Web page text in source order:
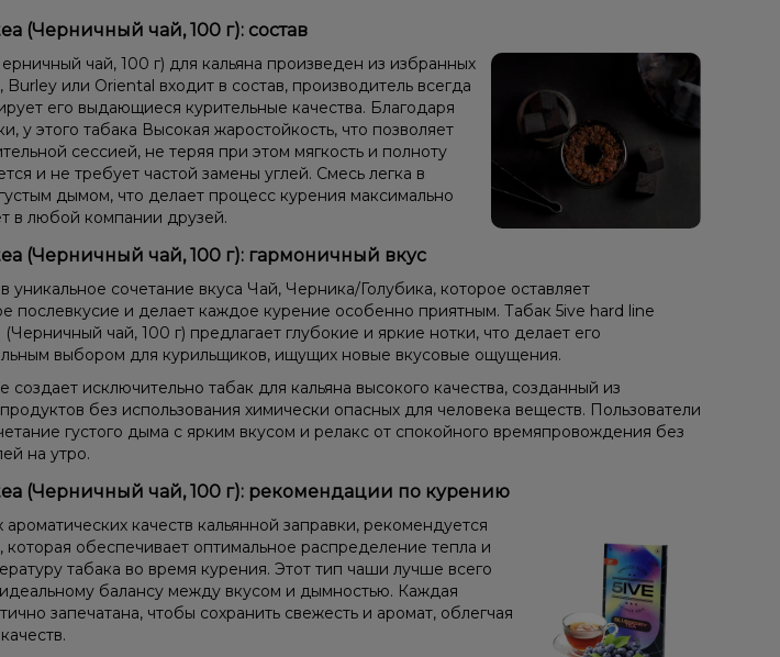
(Черничный чай, 100 г): состав
чай, 100 г) для кальяна произведен из избранных
или Oriental входит в состав, производитель всегда
его выдающиеся курительные качества. Благодаря
у этого табака Высокая жаростойкость, что позволяет
сессией, не теряя при этом мягкость и полноту
и не требует частой замены углей. Смесь легка в
дымом, что делает процесс курения максимально
в любой компании друзей.
(Черничный чай, 100 г): гармоничный вкус
уникальное сочетание вкуса Чай, Черника/Голубика, которое оставляет
послевкусие и делает каждое курение особенно приятным. Табак 5ive hard line
чай, 100 г) предлагает глубокие и яркие нотки, что делает его
выбором для курильщиков, ищущих новые вкусовые ощущения.
создает исключительно табак для кальяна высокого качества, созданный из
без использования химически опасных для человека веществ. Пользователи
густого дыма с ярким вкусом и релакс от спокойного времяпровождения без
на утро.
(Черничный чай, 100 г): рекомендации по курению
качеств кальянной заправки, рекомендуется
которая обеспечивает оптимальное распределение тепла и
табака во время курения. Этот тип чаши лучше всего
балансу между вкусом и дымностью. Каждая
запечатана, чтобы сохранить свежесть и аромат, облегчая